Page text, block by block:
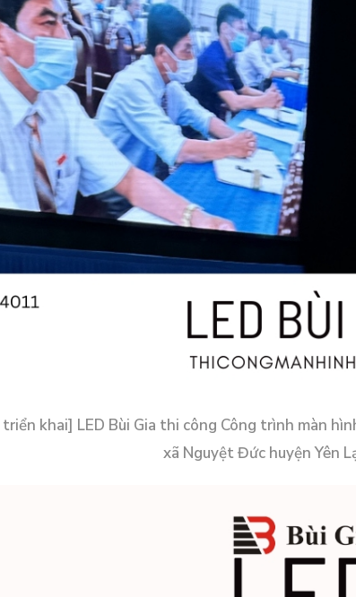
triển khai] LED Bùi Gia thi công Công trình màn
xã Nguyệt Đức huyện Yên